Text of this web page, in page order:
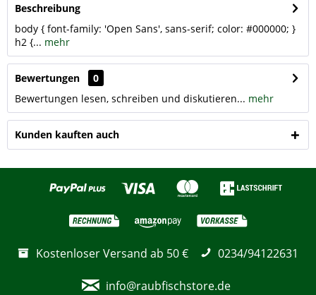
Beschreibung
body { font-family: 'Open Sans', sans-serif; color: #000000; }
h2 {... mehr
Bewertungen
0
Bewertungen lesen, schreiben und diskutieren... mehr
Kunden kauften auch
Kostenloser Versand ab 50 € 0234/94122631
info@raubfischstore.de